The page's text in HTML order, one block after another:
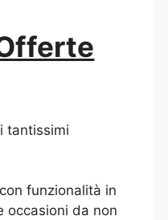
tantissimi
funzionalità in
occasioni da non